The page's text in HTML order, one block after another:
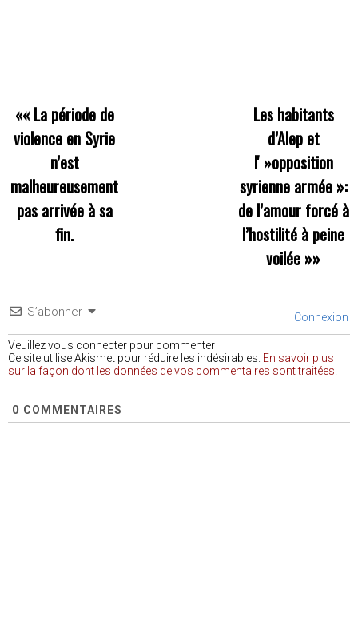
«« La période de
violence en Syrie
n’est
malheureusement
pas arrivée à sa
fin.
Les habitants
d’Alep et
l' »opposition
syrienne armée »:
de l’amour forcé à
l’hostilité à peine
voilée »»
S’abonner Connexion
Veuillez vous connecter pour commenter
Ce site utilise Akismet pour réduire les indésirables. En savoir plus
sur la façon dont les données de vos commentaires sont traitées
0 COMMENTAIRES